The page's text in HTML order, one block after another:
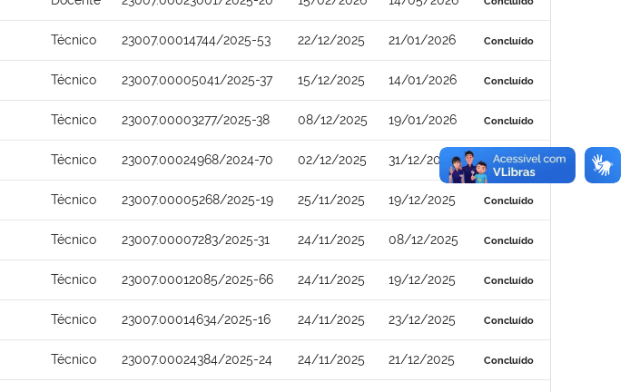
Técnico 23007.00014744/2025-53 22/12/2025 21/01/2026 Concluído
Técnico 23007.00005041/2025-37 15/12/2025 14/01/2026 Concluído
Técnico 23007.00003277/2025-38 08/12/2025 19/01/2026 Concluído
Técnico 23007.00024968/2024-70 02/12/2025 31/12/2025 Concluído
Técnico 23007.00005268/2025-19 25/11/2025 19/12/2025 Concluído
Técnico 23007.00007283/2025-31 24/11/2025 08/12/2025 Concluído
Técnico 23007.00012085/2025-66 24/11/2025 19/12/2025 Concluído
Técnico 23007.00014634/2025-16 24/11/2025 23/12/2025 Concluído
Técnico 23007.00024384/2025-24 24/11/2025 21/12/2025 Concluído